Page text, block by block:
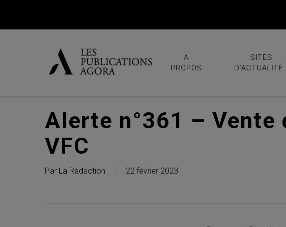
A
PROPOS
SITES
D’ACTUALITÉ
Alerte n°361 – Vente
VFC
Par La Rédaction 22 février 2023